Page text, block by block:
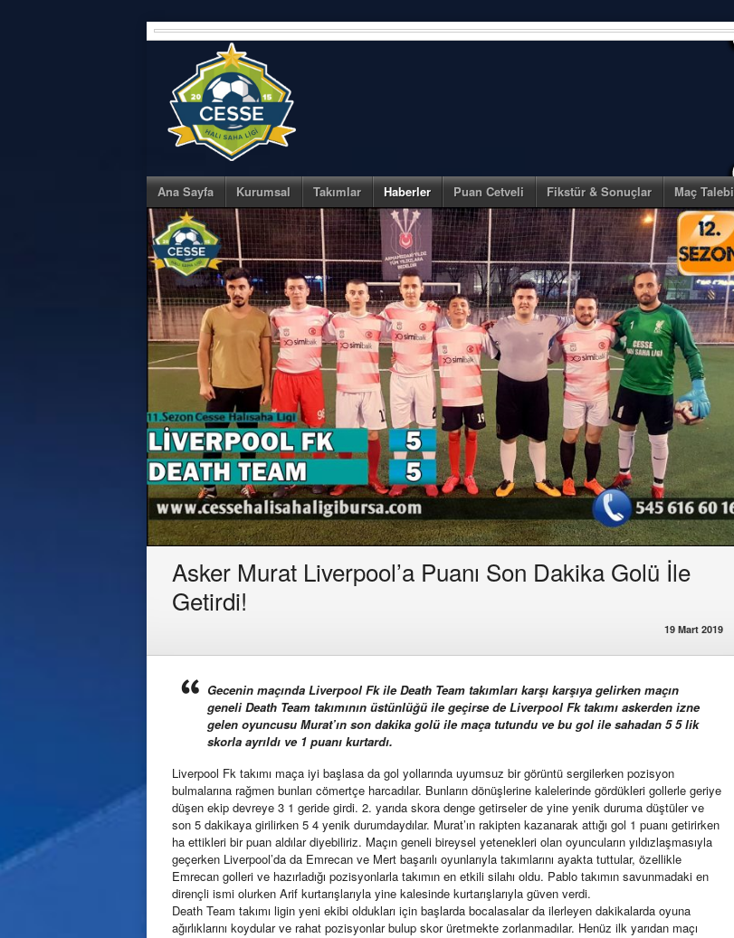
Skip
to
Ana Sayfa Kurumsal Takımlar Haberler Puan Cetveli Fikstür & Sonuçlar Maç Talebi
Asker Murat Liverpool’a Puanı Son Dakika Golü İle
Getirdi!
19 Mart 2019
Gecenin maçında Liverpool Fk ile Death Team takımları karşı karşıya gelirken maçın
geneli Death Team takımının üstünlüğü ile geçirse de Liverpool Fk takımı askerden izne
gelen oyuncusu Murat’ın son dakika golü ile maça tutundu ve bu gol ile sahadan 5 5 lik
skorla ayrıldı ve 1 puanı kurtardı.
Liverpool Fk takımı maça iyi başlasa da gol yollarında uyumsuz bir görüntü sergilerken pozisyon
bulmalarına rağmen bunları cömertçe harcadılar. Bunların dönüşlerine kalelerinde gördükleri gollerle geriye
düşen ekip devreye 3 1 geride girdi. 2. yarıda skora denge getirseler de yine yenik duruma düştüler ve
son 5 dakikaya girilirken 5 4 yenik durumdaydılar. Murat’ın rakipten kazanarak attığı gol 1 puanı getirirken
ha ettikleri bir puan aldılar diyebiliriz. Maçın geneli bireysel yetenekleri olan oyuncuların yıldızlaşmasıyla
geçerken Liverpool’da da Emrecan ve Mert başarılı oyunlarıyla takımlarını ayakta tuttular, özellikle
Emrecan golleri ve hazırladığı pozisyonlarla takımın en etkili silahı oldu. Pablo takımın savunmadaki en
dirençli ismi olurken Arif kurtarışlarıyla yine kalesinde kurtarışlarıyla güven verdi.
Death Team takımı ligin yeni ekibi oldukları için başlarda bocalasalar da ilerleyen dakikalarda oyuna
ağırlıklarını koydular ve rahat pozisyonlar bulup skor üretmekte zorlanmadılar. Henüz ilk yarıdan maçı